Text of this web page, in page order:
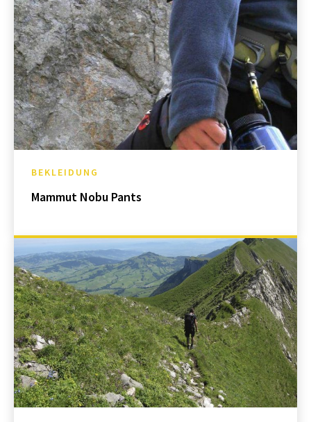
BEKLEIDUNG
Mammut Nobu Pants